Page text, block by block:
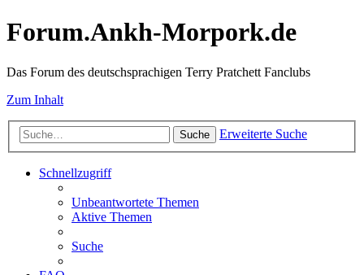
Forum.Ankh-Morpork.de
Das Forum des deutschsprachigen Terry Pratchett Fanclubs
Zum Inhalt
Suche Erweiterte Suche
Schnellzugriff
Unbeantwortete Themen
Aktive Themen
Suche